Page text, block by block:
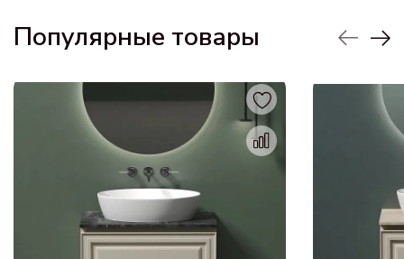
Популярные товары